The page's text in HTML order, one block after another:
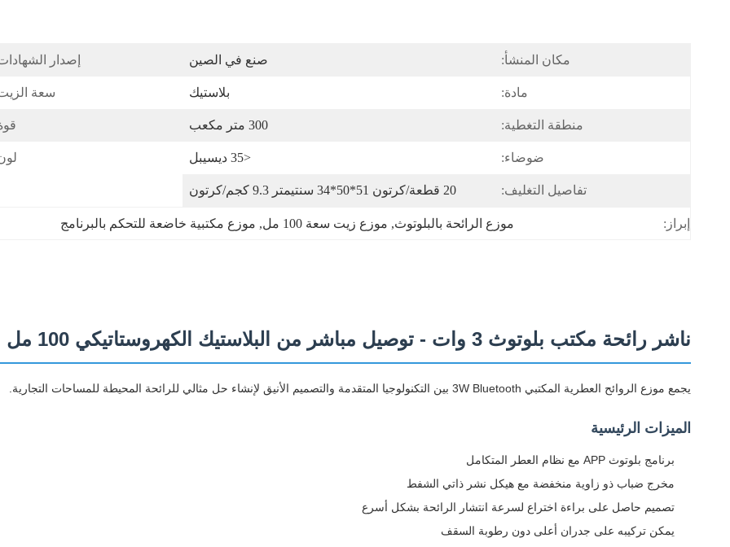
مكان المنشأ: صنع في الصين إصدار
مادة: بلاستيك سعة
منطقة التغطية: 300 متر مكعب
ضوضاء: <35 ديسيبل
تفاصيل التغليف: 20 قطعة/كرتون 51*50*34 سنتيمتر 9.3 كجم/كرتون
إبراز: موزع الرائحة بالبلوتوث, موزع زيت سعة 100 مل , موزع مكتبية خاضعة للتحكم بالبرنامج
ناشر رائحة مكتب بلوتوث 3 وات - توصيل مباشر من البلاستيك الكهروستاتيكي 100 مل
يجمع موزع الروائح العطرية المكتبي 3W Bluetooth بين التكنولوجيا المتقدمة والتصميم الأنيق لإنشاء حل مثالي للرائحة المحيطة للمساحات التجارية.
الميزات الرئيسية
برنامج بلوتوث APP مع نظام العطر المتكامل
مخرج ضباب ذو زاوية منخفضة مع هيكل نشر ذاتي الشفط
تصميم حاصل على براءة اختراع لسرعة انتشار الرائحة بشكل أسرع
يمكن تركيبه على جدران أعلى دون رطوبة السقف